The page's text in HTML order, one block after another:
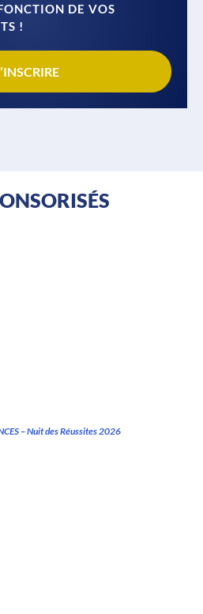
DE VOS
!
– Nuit des Réussites 2026